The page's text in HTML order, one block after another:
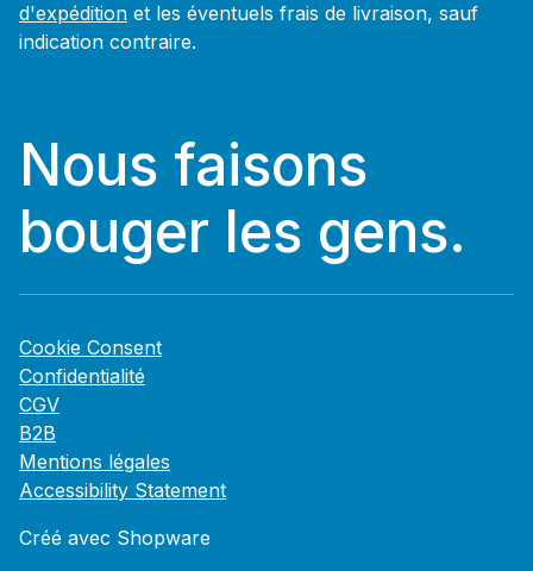
d'expédition et les éventuels frais de livraison, sauf
indication contraire.
Nous faisons
bouger les gens.
Cookie Consent
Confidentialité
CGV
B2B
Mentions légales
Accessibility Statement
Créé avec Shopware